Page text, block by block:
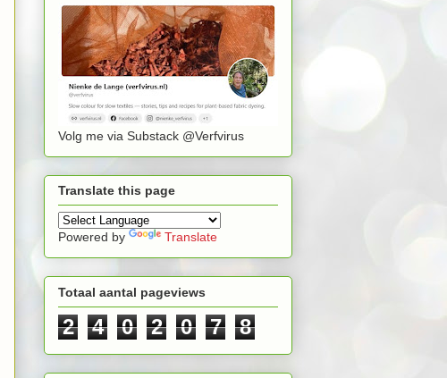
Volg me via Substack @Verfvirus
Translate this page
Powered by Translate
Totaal aantal pageviews
2 4 0 2 0 7 8